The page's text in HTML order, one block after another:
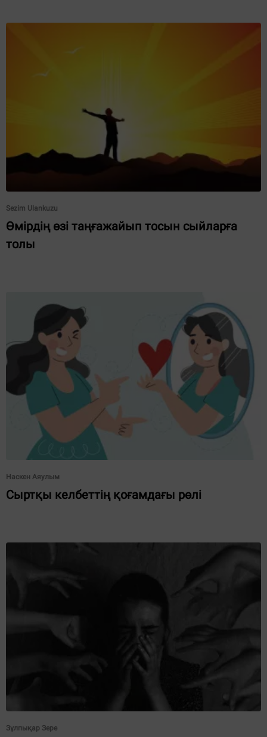
Sezim Ulankuzu
Өмірдің өзі таңғажайып тосын сыйларға
толы
Наскен Аяулым
Сыртқы келбеттің қоғамдағы рөлі
Зұлпықар Зере